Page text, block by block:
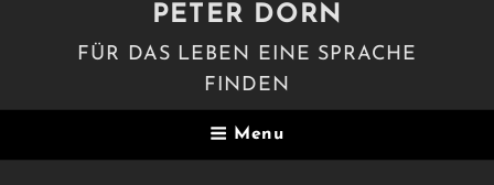
PETER DORN
FÜR DAS LEBEN EINE SPRACHE
FINDEN
Menu